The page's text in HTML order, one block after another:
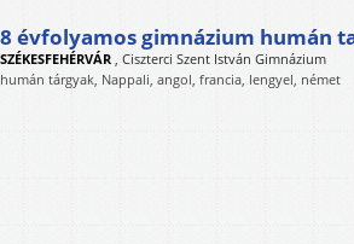
8 évfolyamos gimnázium humán
SZÉKESFEHÉRVÁR Ciszterci Szent István Gimnázium
humán tárgyak, Nappali, angol, francia, lengyel, német